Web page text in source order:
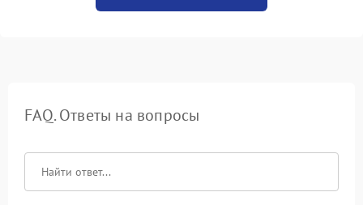
FAQ. Ответы на вопросы